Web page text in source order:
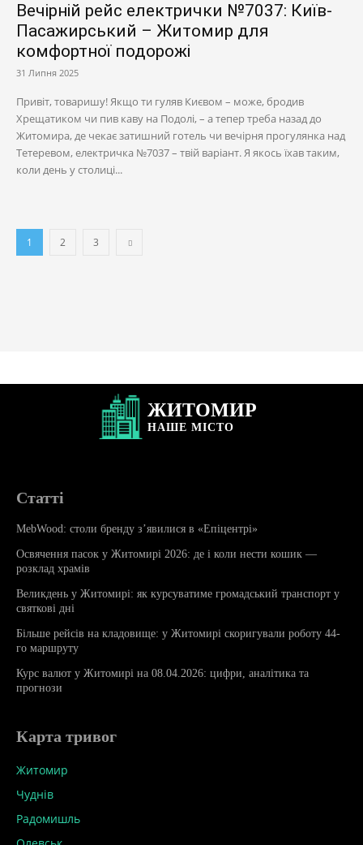
Вечірній рейс електрички №7037: Київ-
Пасажирський – Житомир для
комфортної подорожі
31 Липня 2025
Привіт, товаришу! Якщо ти гуляв Києвом – може, бродив
Хрещатиком чи пив каву на Подолі, – а тепер треба назад до
Житомира, де чекає затишний готель чи вечірня прогулянка над
Тетеревом, електричка №7037 – твій варіант. Я якось їхав таким,
коли день у столиці...
1 2 3
ЖИТОМИР
НАШЕ МІСТО
Статті
MebWood: столи бренду з’явилися в «Епіцентрі»
Освячення пасок у Житомирі 2026: де і коли нести кошик —
розклад храмів
Великдень у Житомирі: як курсуватиме громадський транспорт у
святкові дні
Більше рейсів на кладовище: у Житомирі скоригували роботу 44-
го маршруту
Курс валют у Житомирі на 08.04.2026: цифри, аналітика та
прогнози
Карта тривог
Житомир
Чуднів
Радомишль